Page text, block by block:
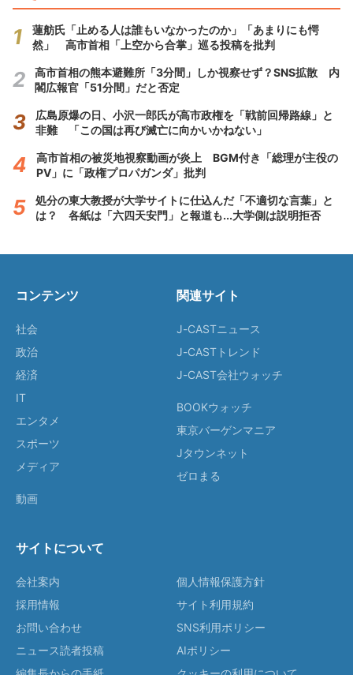
蓮舫氏「止める人は誰もいなかったのか」「あまりにも愕
然」 高市首相「上空から合掌」巡る投稿を批判
高市首相の熊本避難所「3分間」しか視察せず？SNS拡散 内
閣広報官「51分間」だと否定
広島原爆の日、小沢一郎氏が高市政権を「戦前回帰路線」と
非難 「この国は再び滅亡に向かいかねない」
高市首相の被災地視察動画が炎上 BGM付き「総理が主役の
PV」に「政権プロパガンダ」批判
処分の東大教授が大学サイトに仕込んだ「不適切な言葉」と
は？ 各紙は「六四天安門」と報道も...大学側は説明拒否
コンテンツ
社会
政治
経済
IT
エンタメ
スポーツ
メディア
動画
関連サイト
J-CASTニュース
J-CASTトレンド
J-CAST会社ウォッチ
BOOKウォッチ
東京バーゲンマニア
Jタウンネット
ゼロまる
サイトについて
会社案内
採用情報
お問い合わせ
ニュース読者投稿
個人情報保護方針
サイト利用規約
SNS利用ポリシー
AIポリシー